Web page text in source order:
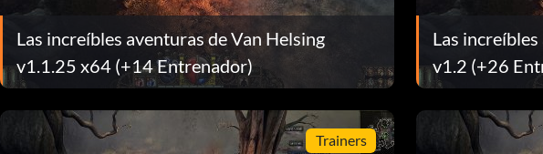
Las increíbles aventuras de Van Helsing
v1.1.25 x64 (+14 Entrenador)
Las
v1.2 (+26
Trainers